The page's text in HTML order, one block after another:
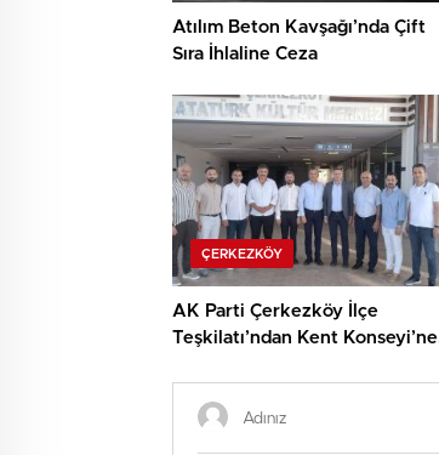
Atılım Beton Kavşağı’nda Çift
Sıra İhlaline Ceza
ÇERKEZKÖY
AK Parti Çerkezköy İlçe
Teşkilatı’ndan Kent Konseyi’ne